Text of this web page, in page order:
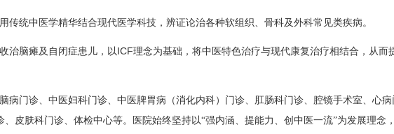
传统中医学精华结合现代医学科技，辨证论治各种软组织、骨科及外科常见类疾病。
治脑瘫及自闭症患儿，以 ICF理念为基础，将中医特色治疗与现代康复治疗相结合，从
病门诊、中医妇科门诊、中医脾胃病（消化内科）门诊、肛肠科门诊、腔镜手术室、心
、皮肤科门诊、体检中心等。医院始终坚持以“强内涵、提能力、创中医一流”为发展理念